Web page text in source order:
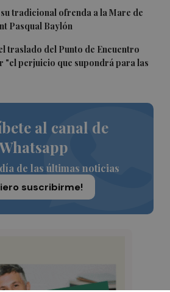
tradicional ofrenda a la Mare de
Pasqual Baylón
traslado del Punto de Encuentro
"el perjuicio que supondrá para las
al canal de
de las últimas noticias
suscribirme!